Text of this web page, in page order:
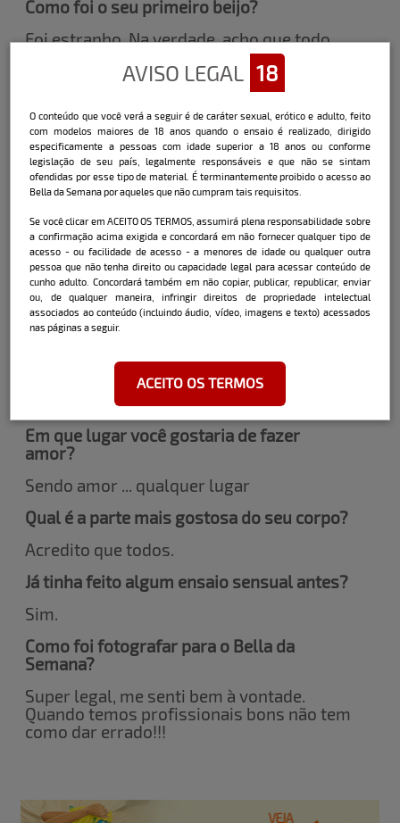
Como foi o seu primeiro beijo?
Foi estranho. Na verdade, acho que todo
primeiro beijo é estranho kkkk
Já realizou uma fantasia erótica de algum
homem? Qual?
Nunca, pelo jeito sempre fui suficiente o
bastante...
Qual é a melhor forma de enlouquecer um
Dando o melhor de mim sempre.
O que a excita?
Ser desejada e o olhar de quem quer me
seduzir.
Gosto do seu perfume.
Em que lugar você gostaria de fazer
amor?
Sendo amor ... qualquer lugar
Qual é a parte mais gostosa do seu corpo?
Acredito que todos.
Já tinha feito algum ensaio sensual antes?
Sim.
Como foi fotografar para o Bella da
Semana?
Super legal, me senti bem à vontade.
Quando temos profissionais bons não tem
como dar errado!!!
AVISO LEGAL 18
O conteúdo que você verá a seguir é de caráter sexual, erótico e adulto, feito
com modelos maiores de 18 anos quando o ensaio é realizado, dirigido
especificamente a pessoas com idade superior a 18 anos ou conforme
legislação de seu país, legalmente responsáveis e que não se sintam
ofendidas por esse tipo de material. É terminantemente proibido o acesso ao
Bella da Semana por aqueles que não cumpram tais requisitos.
Se você clicar em ACEITO OS TERMOS, assumirá plena responsabilidade sobre
a confirmação acima exigida e concordará em não fornecer qualquer tipo de
acesso - ou facilidade de acesso - a menores de idade ou qualquer outra
pessoa que não tenha direito ou capacidade legal para acessar conteúdo de
cunho adulto. Concordará também em não copiar, publicar, republicar, enviar
ou, de qualquer maneira, infringir direitos de propriedade intelectual
associados ao conteúdo (incluindo áudio, vídeo, imagens e texto) acessados
nas páginas a seguir.
ACEITO OS TERMOS